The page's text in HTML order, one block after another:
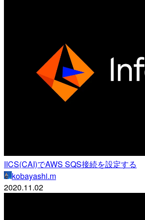
IICS(CAI)でAWS SQS接続を設定する
kobayashi.m
2020.11.02